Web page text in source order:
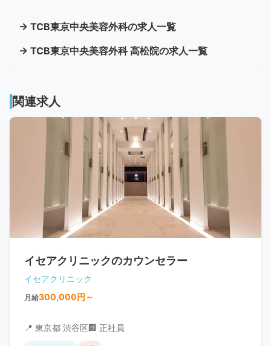
→ TCB東京中央美容外科の求人一覧
→ TCB東京中央美容外科 高松院の求人一覧
関連求人
イセアクリニックのカウンセラー
イセアクリニック
月給300,000円～
📍 東京都 渋谷区🏢 正社員